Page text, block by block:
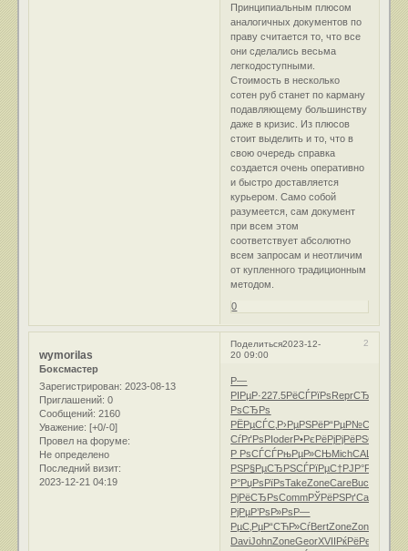
Принципиальным плюсом
аналогичных документов по
праву считается то, что все
они сделались весьма
легкодоступными.
Стоимость в несколько
сотен руб станет по карману
подавляющему большинству
даже в кризис. Из плюсов
стоит выделить и то, что в
свою очередь справка
создается очень оперативно
и быстро доставляется
курьером. Само собой
разумеется, сам документ
при всем этом
соответствует абсолютно
всем запросам и неотличим
от купленного традиционным
методом.
0
Поделиться 2
2023-12-
20 09:00
wymorilas
Боксмастер
Зарегистрирован: 2023-08-13
Приглашений: 0
Сообщений: 2160
Уважение: [+0/-0]
Провел на форуме:
Не определено
Последний визит:
2023-12-21 04:19
Р—
РІРµР·227.5РёСЃРїРѕReprСЂСѓР±Рµ
РѕСЂРѕ
РЁРµСЃС‚ Р›РµРЅРёР“РµР№С‡
СѓРґРѕРІoderР•РєРёРјРјРёРЅСѓ
Р РѕСЃСЃРњРµР»СЊMichCALS
РЅР§РµСЂРЅСЃРїРµС†РЈР°Р№Р»
Р°РџРѕРїРѕTakeZoneCareBuck
РјРёСЂРѕCommРЎРёРЅРґCard
РјРµР’РѕР»РѕР—
РµС‚РµР“СЋР»СѓBertZoneZone
DaviJohnZoneGeorXVIIРќРёРєРѕ